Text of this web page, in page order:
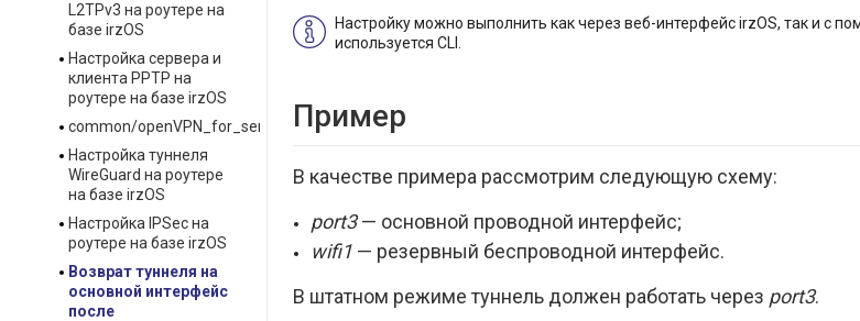
L2TPv3 на роутере на
базе irzOS
Настройка сервера и
клиента PPTP на
роутере на базе irzOS
common/openVPN_for_server_client_setting.adoc
Настройка туннеля
WireGuard на роутере
на базе irzOS
Настройка IPSec на
роутере на базе irzOS
Возврат туннеля на
основной интерфейс
после
Настройку можно выполнить как через веб-интерфейс irzOS, так и с
используется CLI.
Пример
В качестве примера рассмотрим следующую схему:
port3— основной проводной интерфейс;
wifi1— резервный беспроводной интерфейс.
В штатном режиме туннель должен работать через port3.